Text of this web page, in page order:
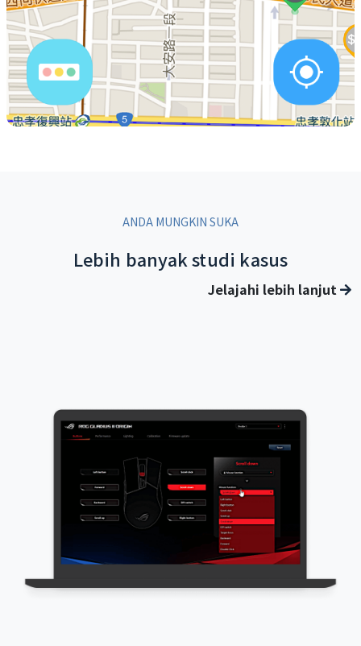
ANDA MUNGKIN SUKA
Lebih banyak studi kasus
Jelajahi lebih lanjut